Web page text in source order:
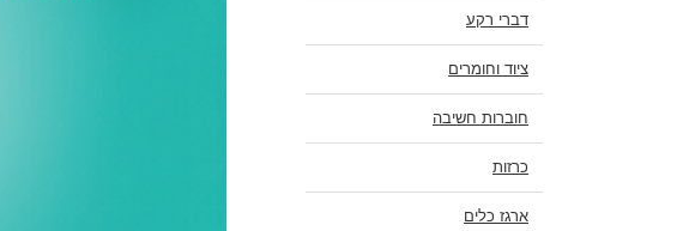
דברי רקע
ציוד וחומרים
חוברות חשיבה
כרזות
ארגז כלים